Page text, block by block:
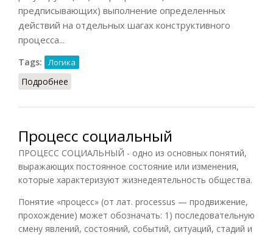
предписывающих) выполнение определенных
действий на отдельных шагах конструктивного
процесса...
Tags: Логика
Подробнее
Процесс социальный
ПРОЦЕСС СОЦИАЛЬНЫЙ - одно из основных понятий,
выражающих постоянное состояние или изменения,
которые характеризуют жизнедеятельность общества.
Понятие «процесс» (от лат. processus — продвижение,
прохождение) может обозначать: 1) последовательную
смену явлений, состояний, событий, ситуаций, стадий и